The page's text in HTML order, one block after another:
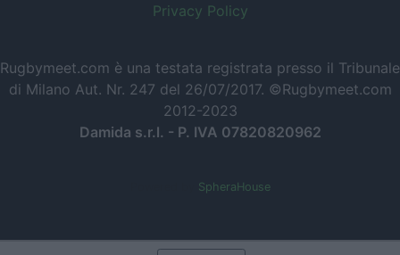
Privacy Policy
Rugbymeet.com è una testata registrata presso il Tribunale
di Milano Aut. Nr. 247 del 26/07/2017. ©Rugbymeet.com
2012-2023
Damida s.r.l. - P. IVA 07820820962
SpheraHouse